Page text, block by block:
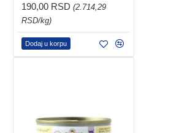
190,00 RSD (2.714,29
RSD/kg)
Dodaj u korpu